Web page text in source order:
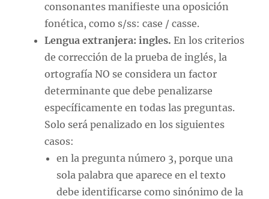
consonantes manifieste una oposición
fonética, como s/ss: case / casse.
Lengua extranjera: ingles.En los criterios
de corrección de la prueba de inglés, la
ortografía NO se considera un factor
determinante que debe penalizarse
específicamente en todas las preguntas.
Solo será penalizado en los siguientes
casos:
en la pregunta número 3, porque una
sola palabra que aparece en el texto
debe identificarse como sinónimo de la